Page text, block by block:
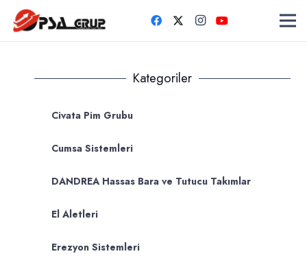
Kategoriler
Civata Pim Grubu
Cumsa Sistemleri
DANDREA Hassas Bara ve Tutucu Takımlar
El Aletleri
Erezyon Sistemleri